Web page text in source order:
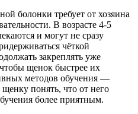
болонки требует от хозяина
В возрасте 4-5
и могут не сразу
чёткой
закреплять уже
щенок быстрее их
методов обучения —
понять, что от него
более приятным.